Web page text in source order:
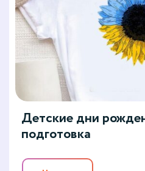
Детские дни
подготовка